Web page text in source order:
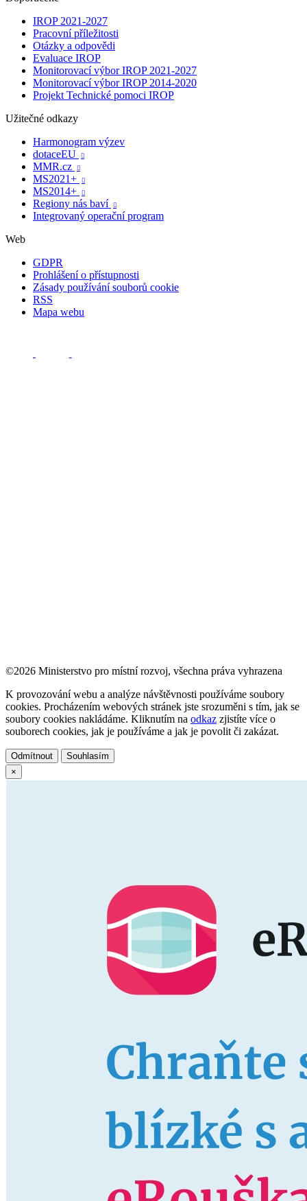
IROP 2021-2027
Pracovní příležitosti
Otázky a odpovědi
Evaluace IROP
Monitorovací výbor IROP 2021-2027
Monitorovací výbor IROP 2014-2020
Projekt Technické pomoci IROP
Užitečné odkazy
Harmonogram výzev
dotaceEU

MMR.cz 
MS2021+ 
MS2014+ 
Regiony nás baví 
Integrovaný operační program
Web
GDPR
Prohlášení o přístupnosti
Zásady používání souborů cookie
RSS
Mapa webu
©2026 Ministerstvo pro místní rozvoj, všechna práva vyhrazena
K provozování webu a analýze návštěvnosti používáme soubory
cookies. Procházením webových stránek jste srozuměni s tím, jak se
soubory cookies nakládáme. Kliknutím na odkaz zjistíte více o
souborech cookies, jak je používáme a jak je povolit či zakázat.
Odmítnout
Souhlasím
×